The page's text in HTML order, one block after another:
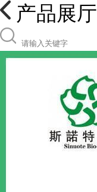
产品展厅